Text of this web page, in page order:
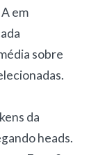
em
sobre
da
heads.